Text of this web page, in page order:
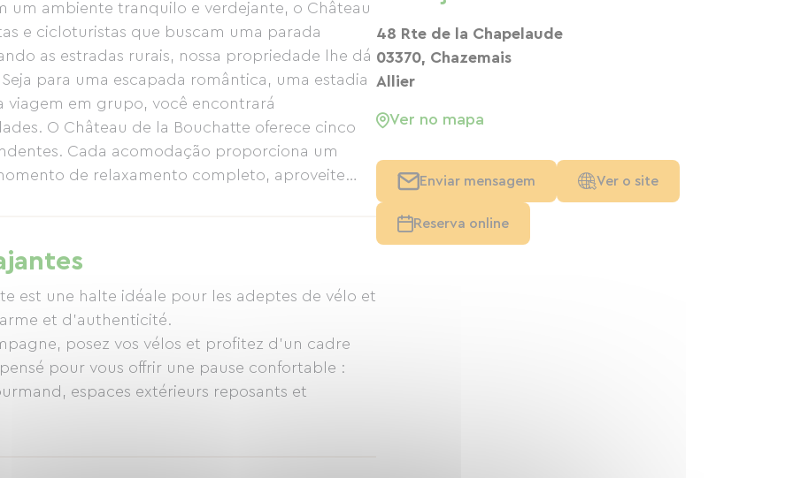
um ambiente tranquilo e verdejante, o Château
e cicloturistas que buscam uma parada
as estradas rurais, nossa propriedade lhe dá
para uma escapada romântica, uma estadia
viagem em grupo, você encontrará
O Château de la Bouchatte oferece cinco
Cada acomodação proporciona um
de relaxamento completo, aproveite
est une halte idéale pour les adeptes de vélo et
et d’authenticité.
posez vos vélos et profitez d’un cadre
pour vous offrir une pause confortable :
espaces extérieurs reposants et
48 Rte de la Chapelaude
03370, Chazemais
Allier
Ver no mapa
Enviar mensagem Ver o site
Reserva online